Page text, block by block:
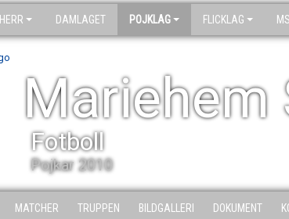
HERR DAMLAGET POJKLAG FLICKLAG
Fotboll
Pojkar 2010
MATCHER TRUPPEN BILDGALLERI DOKUMENT